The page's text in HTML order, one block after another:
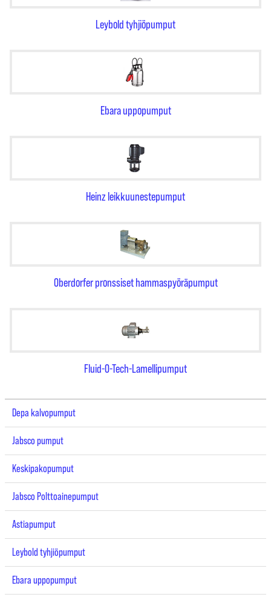
Leybold tyhjiöpumput
Ebara uppopumput
Heinz leikkuunestepumput
Oberdorfer pronssiset hammaspyöräpumput
Fluid-O-Tech-Lamellipumput
Depa kalvopumput
Jabsco pumput
Keskipakopumput
Jabsco Polttoainepumput
Astiapumput
Leybold tyhjiöpumput
Ebara uppopumput